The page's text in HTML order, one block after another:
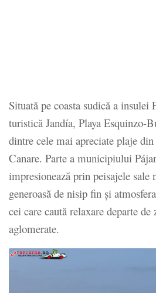
Situată pe coasta sudică a insulei
turistică Jandía, Playa Esquinzo-
dintre cele mai apreciate plaje
Canare. Parte a municipiului
impresionează prin peisajele sale
generoasă de nisip fin și
cei care caută relaxare departe de
aglomerate.